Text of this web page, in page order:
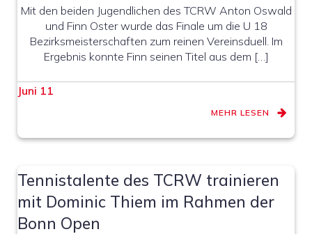
Mit den beiden Jugendlichen des TCRW Anton Oswald
und Finn Oster wurde das Finale um die U 18
Bezirksmeisterschaften zum reinen Vereinsduell. Im
Ergebnis konnte Finn seinen Titel aus dem […]
Juni 11
MEHR LESEN
Tennistalente des TCRW trainieren
mit Dominic Thiem im Rahmen der
Bonn Open